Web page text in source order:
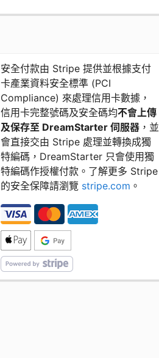
安全付款由 Stripe 提供並根據支付
卡產業資料安全標準 ​(​PCI
Compliance) 來處理信用卡數據，
信用卡完整號碼及安全碼均不會上傳
及保存至 DreamStarter 伺服器 ，並
會直接交由 Stripe 處理並轉換成獨
特編碼，DreamStarter 只會使用獨
特編碼作授權付款。了解更多 Stripe
的安全保障請瀏覽 stripe.com 。